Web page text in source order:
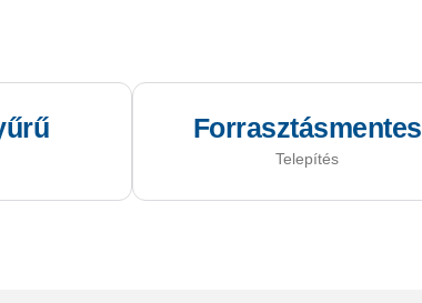
Forrasztásmentes
Telepítés